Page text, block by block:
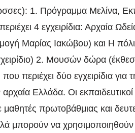
1. Πρόγραμμα Μελίνα,
4 εγχειρίδια: Αρχαία
Μαρίας Ιακώβου) και Η
2. Μουσών δώρα
περιέχει δύο εγχειρίδια για
Ελλάδα. Οι
μαθητές πρωτοβάθμιας και
μπορούν να χρησιμοποιηθούν